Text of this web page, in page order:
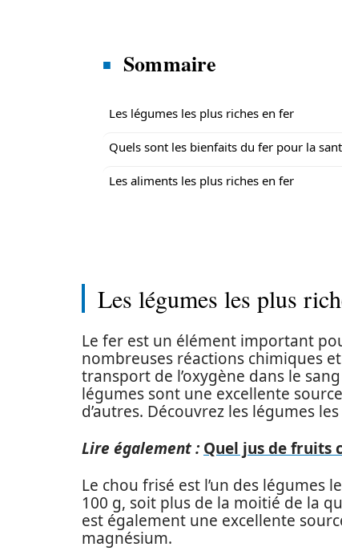
Sommaire
Les légumes les plus riches en fer
Quels sont les bienfaits du fer pour la
Les aliments les plus riches en fer
Les légumes les plus
Le fer est un élément important
nombreuses réactions chimiques
transport de l’oxygène dans le
légumes sont une excellente
d’autres. Découvrez les légumes
Lire également : Quel jus de fruits
Le chou frisé est l’un des légumes
100 g, soit plus de la moitié de la
est également une excellente
magnésium.